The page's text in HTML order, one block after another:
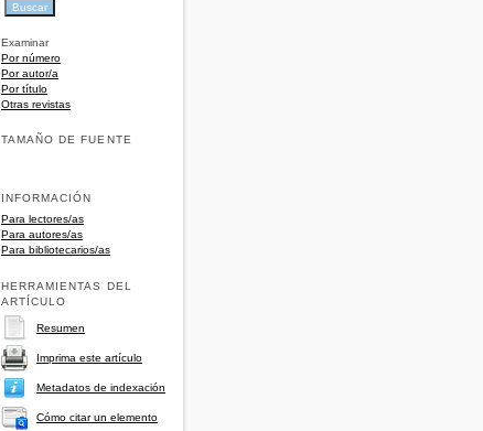
Examinar
Por número
Por autor/a
Por título
Otras revistas
TAMAÑO DE FUENTE
INFORMACIÓN
Para lectores/as
Para autores/as
Para bibliotecarios/as
HERRAMIENTAS DEL
ARTÍCULO
Resumen
Imprima este artículo
Metadatos de indexación
Cómo citar un elemento